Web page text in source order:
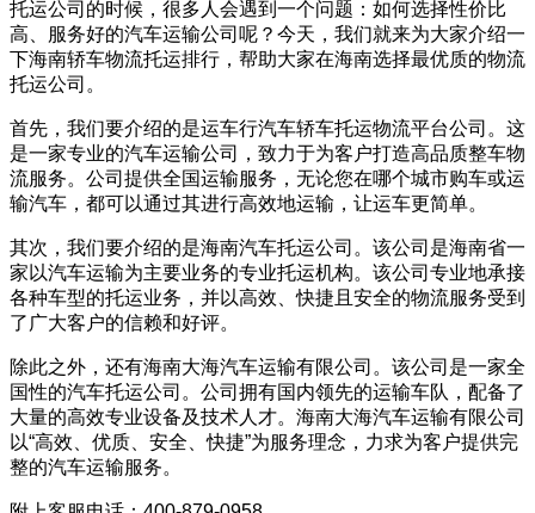
托运公司的时候，很多人会遇到一个问题：如何选择性价比
高、服务好的汽车运输公司呢？今天，我们就来为大家介绍一
下海南轿车物流托运排行，帮助大家在海南选择最优质的物流
托运公司。
首先，我们要介绍的是运车行汽车轿车托运物流平台公司。这
是一家专业的汽车运输公司，致力于为客户打造高品质整车物
流服务。公司提供全国运输服务，无论您在哪个城市购车或运
输汽车，都可以通过其进行高效地运输，让运车更简单。
其次，我们要介绍的是海南汽车托运公司。该公司是海南省一
家以汽车运输为主要业务的专业托运机构。该公司专业地承接
各种车型的托运业务，并以高效、快捷且安全的物流服务受到
了广大客户的信赖和好评。
除此之外，还有海南大海汽车运输有限公司。该公司是一家全
国性的汽车托运公司。公司拥有国内领先的运输车队，配备了
大量的高效专业设备及技术人才。海南大海汽车运输有限公司
以“高效、优质、安全、快捷”为服务理念，力求为客户提供完
整的汽车运输服务。